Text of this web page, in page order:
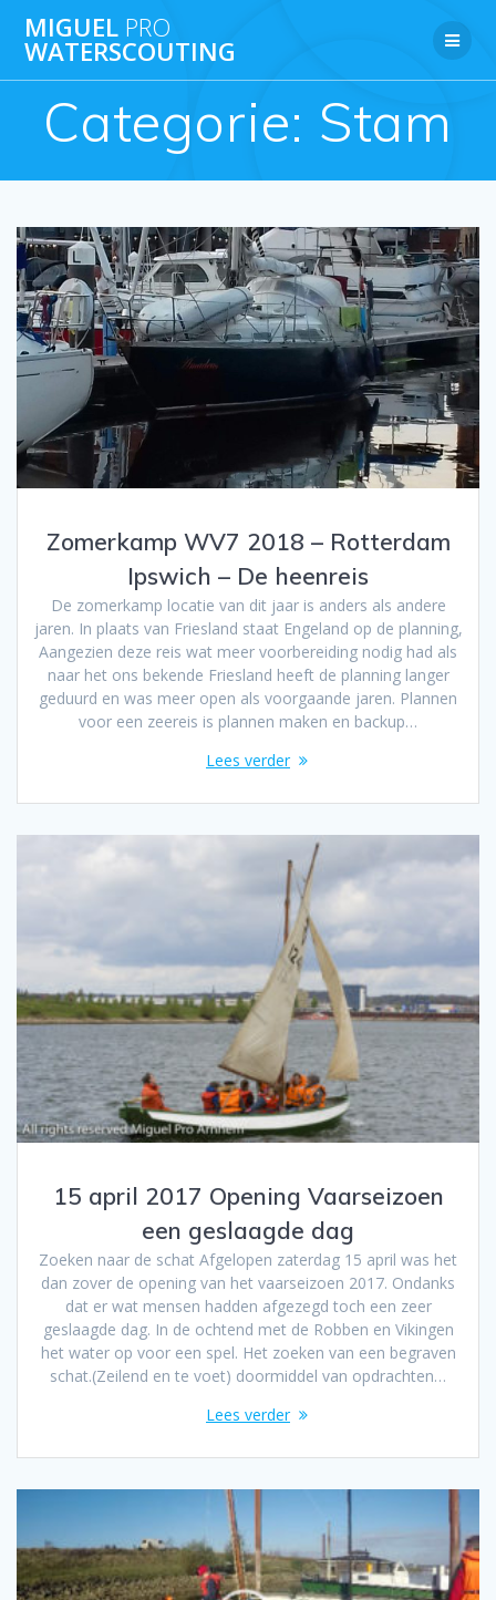
inhoud
MIGUEL PRO
WATERSCOUTING
Categorie: Stam
Zomerkamp WV7 2018 – Rotterdam
Ipswich – De heenreis
De zomerkamp locatie van dit jaar is anders als andere
jaren. In plaats van Friesland staat Engeland op de planning,
Aangezien deze reis wat meer voorbereiding nodig had als
naar het ons bekende Friesland heeft de planning langer
geduurd en was meer open als voorgaande jaren. Plannen
voor een zeereis is plannen maken en backup…
Lees verder
15 april 2017 Opening Vaarseizoen
een geslaagde dag
Zoeken naar de schat Afgelopen zaterdag 15 april was het
dan zover de opening van het vaarseizoen 2017. Ondanks
dat er wat mensen hadden afgezegd toch een zeer
geslaagde dag. In de ochtend met de Robben en Vikingen
het water op voor een spel. Het zoeken van een begraven
schat.(Zeilend en te voet) doormiddel van opdrachten…
Lees verder